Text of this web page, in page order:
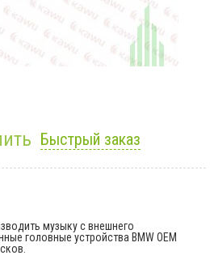
Быстрый заказ
музыку с внешнего
головные устройства BMW OEM